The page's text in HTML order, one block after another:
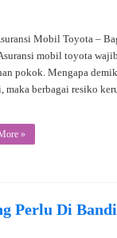
Mobil Toyota –
mobil toyota
pokok. Mengapa
maka berbagai resiko
»
Perlu Di